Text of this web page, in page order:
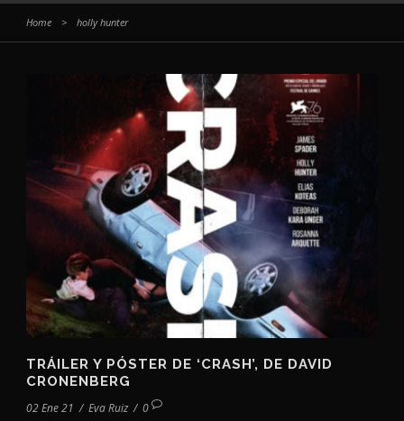
Home > holly hunter
TRÁILER Y PÓSTER DE ‘CRASH’, DE DAVID
CRONENBERG
02 Ene 21 / Eva Ruiz / 0